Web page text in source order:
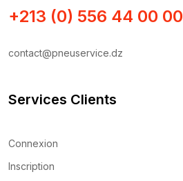
+213 (0) 556 44 00 00
contact@pneuservice.dz
Services Clients
Connexion
Inscription